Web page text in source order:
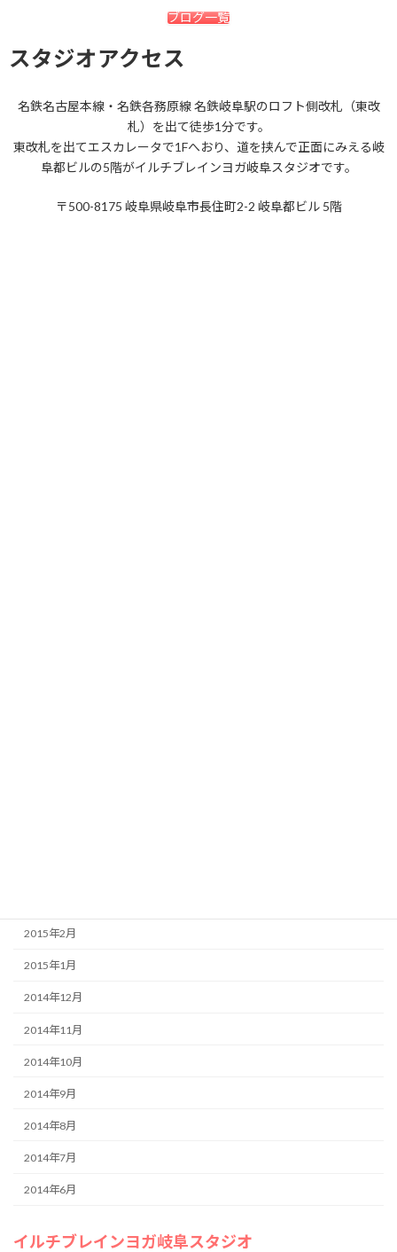
2017年8月
2017年7月
2017年5月
2015年2月
2015年1月
2014年12月
2014年11月
2014年10月
2014年9月
2014年8月
2014年7月
2014年6月
イルチブレインヨガ岐阜スタジオ
ブログ一覧
スタジオアクセス
名鉄名古屋本線・名鉄各務原線 名鉄岐阜駅のロフト側改札（東改
札）を出て徒歩1分です。
東改札を出てエスカレータで1Fへおり、道を挟んで正面にみえる岐
阜都ビルの5階がイルチブレインヨガ岐阜スタジオです。
〒500-8175 岐阜県岐阜市長住町2-2 岐阜都ビル 5階